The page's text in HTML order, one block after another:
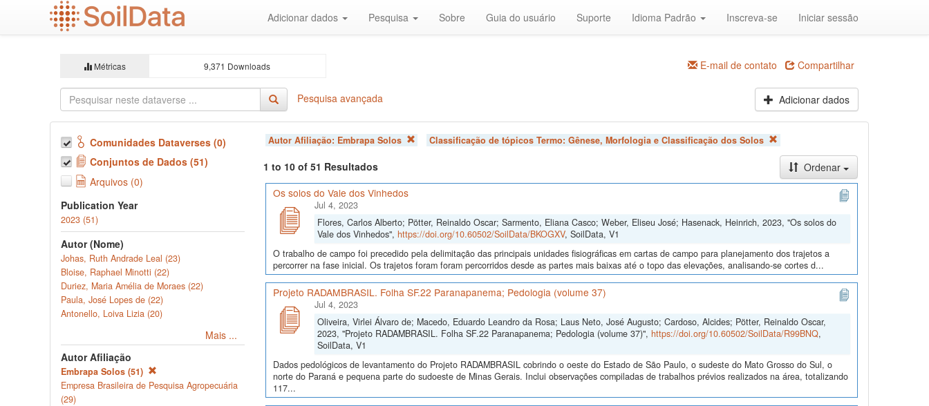
Adicionar dados Pesquisa Sobre Guia do usuário Suporte Idioma Padrão Inscreva-se Iniciar sessão
Métricas 9,371 Downloads E-mail de contato Compartilhar
Pesquisa avançada Adicionar dados
Comunidades Dataverses (0)
Conjuntos de Dados (51)
Arquivos (0)
Publication Year
2023 (51)
Autor (Nome)
Johas, Ruth Andrade Leal (23)
Bloise, Raphael Minotti (22)
Duriez, Maria Amélia de Moraes (22)
Paula, José Lopes de (22)
Antonello, Loiva Lizia (20)
Mais ...
Autor Afiliação
Embrapa Solos (51)
Empresa Brasileira de Pesquisa Agropecuária
(29)
Autor Afiliação: Embrapa Solos Classificação de tópicos Termo: Gênese, Morfologia e Classificação dos Solos
1 to 10 of 51 Resultados
Ordenar
Os solos do Vale dos Vinhedos
Jul 4, 2023
Flores, Carlos Alberto; Pötter, Reinaldo Oscar; Sarmento, Eliana Casco; Weber, Eliseu José; Hasenack, Heinrich, 2023, "Os solos do
Vale dos Vinhedos", https://doi.org/10.60502/SoilData/BKOGXV, SoilData, V1
O trabalho de campo foi precedido pela delimitação das principais unidades fisiográficas em cartas de campo para planejamento dos trajetos a
percorrer na fase inicial. Os trajetos foram foram percorridos desde as partes mais baixas até o topo das elevações, analisando-se cortes d...
Projeto RADAMBRASIL. Folha SF.22 Paranapanema; Pedologia (volume 37)
Jul 4, 2023
Oliveira, Virlei Álvaro de; Macedo, Eduardo Leandro da Rosa; Laus Neto, José Augusto; Cardoso, Alcides; Pötter, Reinaldo Oscar,
2023, "Projeto RADAMBRASIL. Folha SF.22 Paranapanema; Pedologia (volume 37)", https://doi.org/10.60502/SoilData/R99BNQ,
SoilData, V1
Dados pedológicos de levantamento do Projeto RADAMBRASIL cobrindo o oeste do Estado de São Paulo, o sudeste do Mato Grosso do Sul, o
norte do Paraná e pequena parte do sudoeste de Minas Gerais. Inclui observações compiladas de trabalhos prévios realizados na área, totalizando
117...